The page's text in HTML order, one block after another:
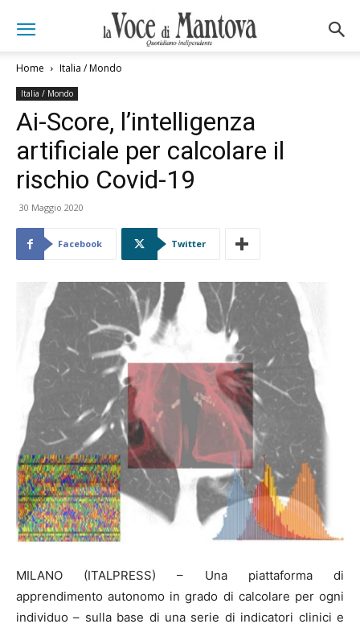
Home Italia / Mondo
Italia / Mondo
Ai-Score, l’intelligenza
artificiale per calcolare il
rischio Covid-19
30 Maggio 2020
Facebook Twitter
MILANO (ITALPRESS) – Una piattaforma di
apprendimento autonomo in grado di calcolare per ogni
individuo – sulla base di una serie di indicatori clinici e